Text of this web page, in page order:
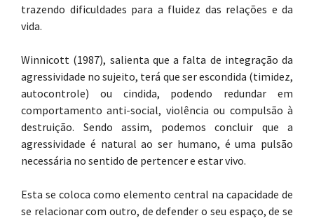
trazendo dificuldades para a fluidez das relações e da
vida.
Winnicott (1987), salienta que a falta de integração da
agressividade no sujeito, terá que ser escondida (timidez,
autocontrole) ou cindida, podendo redundar em
comportamento anti-social, violência ou compulsão à
destruição. Sendo assim, podemos concluir que a
agressividade é natural ao ser humano, é uma pulsão
necessária no sentido de pertencer e estar vivo.
Esta se coloca como elemento central na capacidade de
se relacionar com outro, de defender o seu espaço, de se